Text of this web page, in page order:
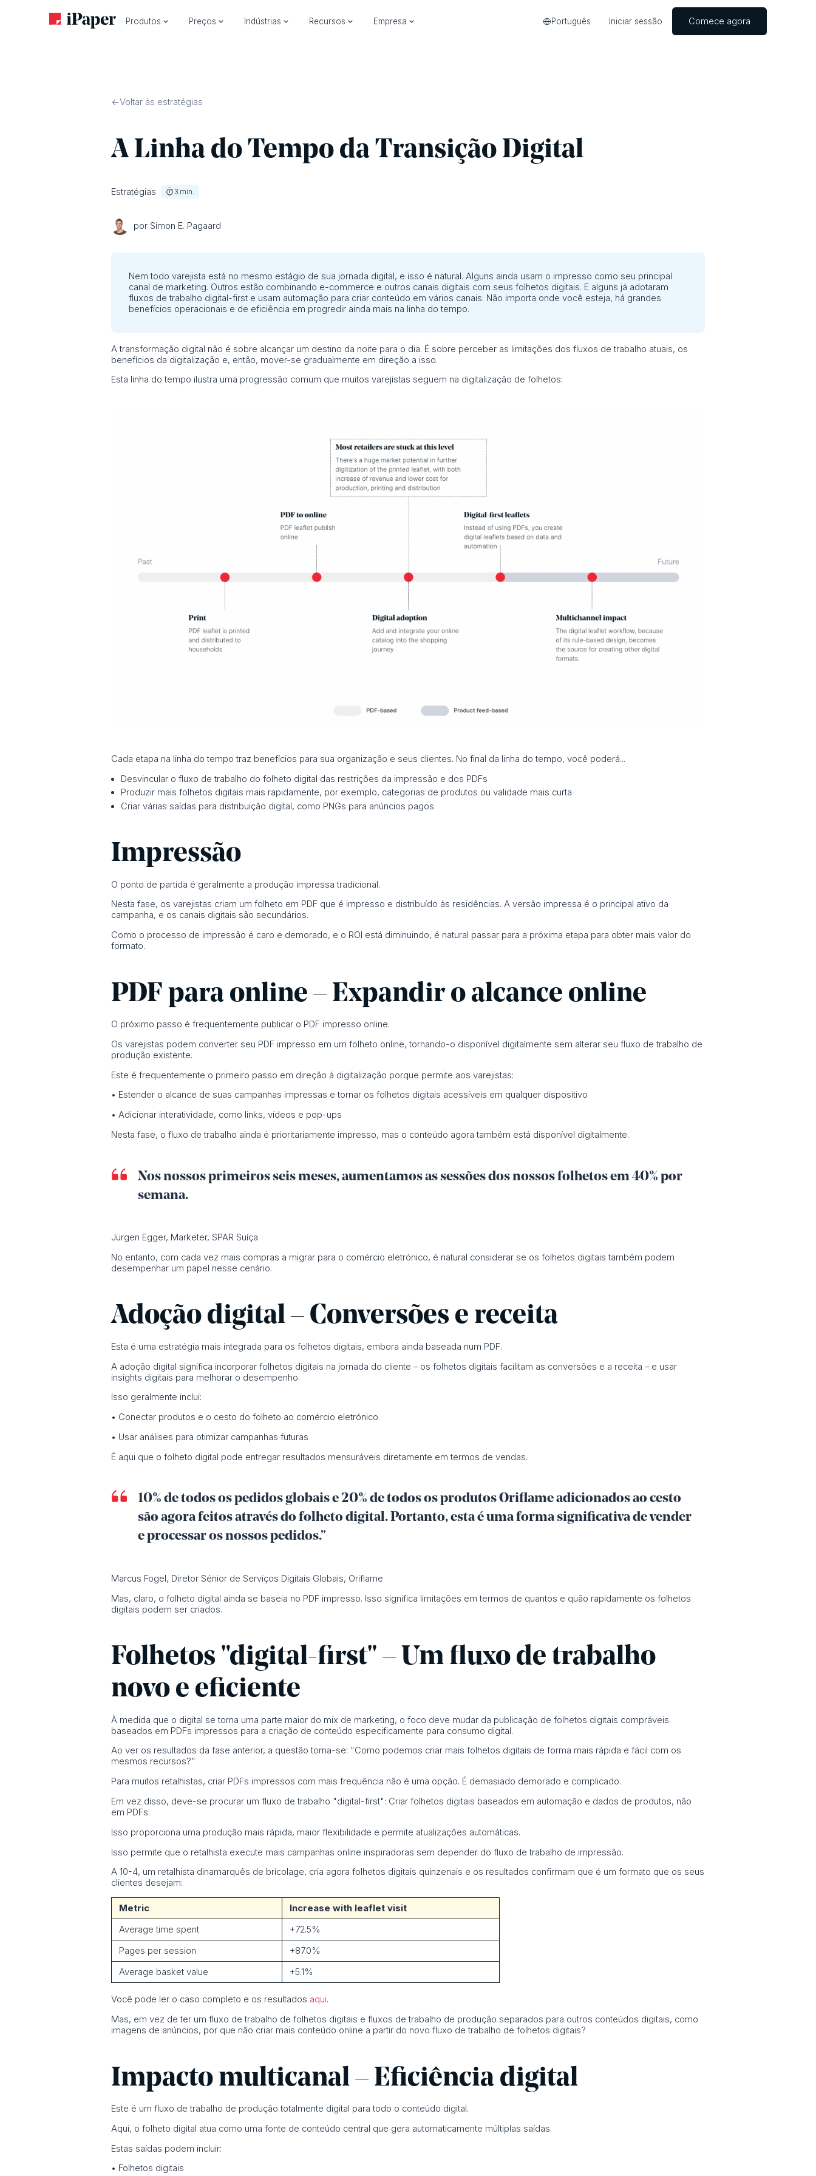
Produtos Preços Indústrias Recursos Empresa Português Iniciar sessão Comece agora
Voltar às estratégias
A Linha do Tempo da Transição Digital
Estratégias 3 min.
por Simon E. Pagaard
Nem todo varejista está no mesmo estágio de sua jornada digital, e isso é natural. Alguns ainda usam o impresso como seu principal
canal de marketing. Outros estão combinando e-commerce e outros canais digitais com seus folhetos digitais. E alguns já adotaram
fluxos de trabalho digital-first e usam automação para criar conteúdo em vários canais. Não importa onde você esteja, há grandes
benefícios operacionais e de eficiência em progredir ainda mais na linha do tempo.
A transformação digital não é sobre alcançar um destino da noite para o dia. É sobre perceber as limitações dos fluxos de trabalho atuais, os
benefícios da digitalização e, então, mover-se gradualmente em direção a isso.
Esta linha do tempo ilustra uma progressão comum que muitos varejistas seguem na digitalização de folhetos:
Cada etapa na linha do tempo traz benefícios para sua organização e seus clientes. No final da linha do tempo, você poderá...
Desvincular o fluxo de trabalho do folheto digital das restrições da impressão e dos PDFs
Produzir mais folhetos digitais mais rapidamente, por exemplo, categorias de produtos ou validade mais curta
Criar várias saídas para distribuição digital, como PNGs para anúncios pagos
Impressão
O ponto de partida é geralmente a produção impressa tradicional.
Nesta fase, os varejistas criam um folheto em PDF que é impresso e distribuído às residências. A versão impressa é o principal ativo da
campanha, e os canais digitais são secundários.
Como o processo de impressão é caro e demorado, e o ROI está diminuindo, é natural passar para a próxima etapa para obter mais valor do
formato.
PDF para online – Expandir o alcance online
O próximo passo é frequentemente publicar o PDF impresso online.
Os varejistas podem converter seu PDF impresso em um folheto online, tornando-o disponível digitalmente sem alterar seu fluxo de trabalho de
produção existente.
Este é frequentemente o primeiro passo em direção à digitalização porque permite aos varejistas:
• Estender o alcance de suas campanhas impressas e tornar os folhetos digitais acessíveis em qualquer dispositivo
• Adicionar interatividade, como links, vídeos e pop-ups
Nesta fase, o fluxo de trabalho ainda é prioritariamente impresso, mas o conteúdo agora também está disponível digitalmente.
Nos nossos primeiros seis meses, aumentamos as sessões dos nossos folhetos em 40% por
semana.
Jürgen Egger, Marketer, SPAR Suíça
No entanto, com cada vez mais compras a migrar para o comércio eletrónico, é natural considerar se os folhetos digitais também podem
desempenhar um papel nesse cenário.
Adoção digital – Conversões e receita
Esta é uma estratégia mais integrada para os folhetos digitais, embora ainda baseada num PDF.
A adoção digital significa incorporar folhetos digitais na jornada do cliente – os folhetos digitais facilitam as conversões e a receita – e usar
insights digitais para melhorar o desempenho.
Isso geralmente inclui:
• Conectar produtos e o cesto do folheto ao comércio eletrónico
• Usar análises para otimizar campanhas futuras
É aqui que o folheto digital pode entregar resultados mensuráveis diretamente em termos de vendas.
10% de todos os pedidos globais e 20% de todos os produtos Oriflame adicionados ao cesto
são agora feitos através do folheto digital. Portanto, esta é uma forma significativa de vender
e processar os nossos pedidos.”
Marcus Fogel, Diretor Sénior de Serviços Digitais Globais, Oriflame
Mas, claro, o folheto digital ainda se baseia no PDF impresso. Isso significa limitações em termos de quantos e quão rapidamente os folhetos
digitais podem ser criados.
Folhetos "digital-first" – Um fluxo de trabalho
novo e eficiente
À medida que o digital se torna uma parte maior do mix de marketing, o foco deve mudar da publicação de folhetos digitais compráveis
baseados em PDFs impressos para a criação de conteúdo especificamente para consumo digital.
Ao ver os resultados da fase anterior, a questão torna-se: "Como podemos criar mais folhetos digitais de forma mais rápida e fácil com os
mesmos recursos?”
Para muitos retalhistas, criar PDFs impressos com mais frequência não é uma opção. É demasiado demorado e complicado.
Em vez disso, deve-se procurar um fluxo de trabalho "digital-first": Criar folhetos digitais baseados em automação e dados de produtos, não
em PDFs.
Isso proporciona uma produção mais rápida, maior flexibilidade e permite atualizações automáticas.
Isso permite que o retalhista execute mais campanhas online inspiradoras sem depender do fluxo de trabalho de impressão.
A 10-4, um retalhista dinamarquês de bricolage, cria agora folhetos digitais quinzenais e os resultados confirmam que é um formato que os seus
clientes desejam:
Metric
Increase with leaflet visit
Average time spent
+72.5%
Pages per session
+87.0%
Average basket value
+5.1%
Você pode ler o caso completo e os resultados aqui.
Mas, em vez de ter um fluxo de trabalho de folhetos digitais e fluxos de trabalho de produção separados para outros conteúdos digitais, como
imagens de anúncios, por que não criar mais conteúdo online a partir do novo fluxo de trabalho de folhetos digitais?
Impacto multicanal – Eficiência digital
Este é um fluxo de trabalho de produção totalmente digital para todo o conteúdo digital.
Aqui, o folheto digital atua como uma fonte de conteúdo central que gera automaticamente múltiplas saídas.
Estas saídas podem incluir:
• Folhetos digitais